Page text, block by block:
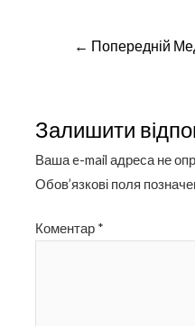
Навігація
← Попередній
Залишити
Ваша e-mail адреса не
Обов’язкові поля
Коментар *